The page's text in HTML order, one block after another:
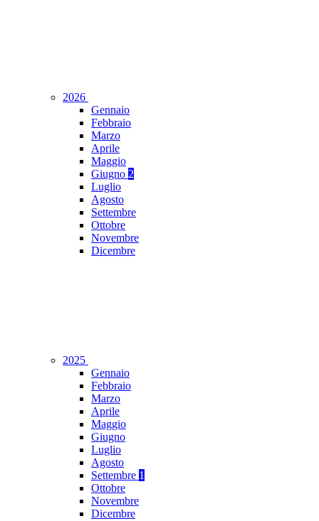
2026
Gennaio
Febbraio
Marzo
Aprile
Maggio
Giugno 2
Luglio
Agosto
Settembre
Ottobre
Novembre
Dicembre
2025
Gennaio
Febbraio
Marzo
Aprile
Maggio
Giugno
Luglio
Agosto
Settembre 1
Ottobre
Novembre
Dicembre